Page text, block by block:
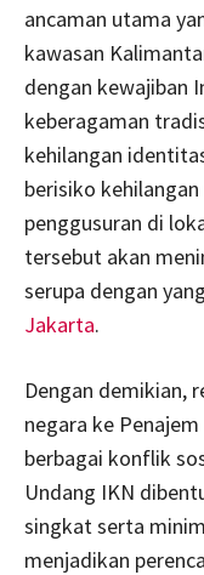
ancaman utama
kawasan
dengan kewajiban
keberagaman
kehilangan
berisiko
penggusuran di
tersebut akan
serupa dengan
Jakarta.
Dengan demikian,
negara ke
berbagai konflik
Undang IKN
singkat serta
menjadikan